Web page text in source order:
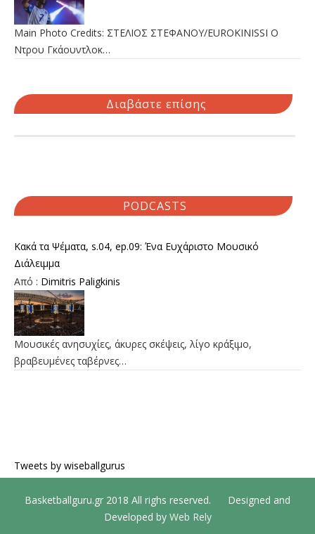
Main Photo Credits: ΣΤΕΛΙΟΣ ΣΤΕΦΑΝΟΥ/EUROKINISSI Ο
Ντρου Γκάουντλοκ…
Διαβάστε επίσης
PODCASTS
Κακά τα Ψέματα, s.04, ep.09: Ένα Ευχάριστο Μουσικό
Διάλειμμα
Από : Dimitris Paligkinis
Μουσικές ανησυχίες, άκυρες σκέψεις, λίγο κράξιμο,
βραβευμένες ταβέρνες…
Tweets by wiseballgurus
Basketballguru.gr 2018 All righs reserved. Designed and
Developed by Web Rely